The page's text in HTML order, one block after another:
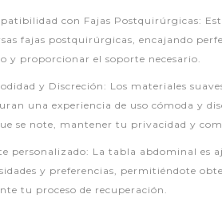
con Fajas Postquirúrgicas:
fajas postquirúrgicas, encajando
y proporcionar el soporte necesario.
y Discreción: Los materiales
una experiencia de uso cómoda y
se note, mantener tu privacidad y
personalizado: La tabla abdominal es
y preferencias, permitiéndote
tu proceso de recuperación.